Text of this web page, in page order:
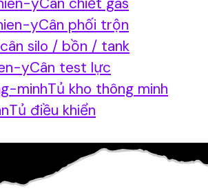
Cân phối trộn
cân silo / bồn / tank
Cân test lực
Tủ kho thông minh
Tủ điều khiển